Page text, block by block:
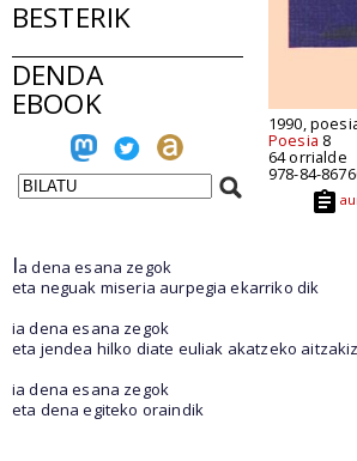
BESTERIK
DENDA
EBOOK
1990,
Poesia 8
64 orrialde
978-84-
Ia dena esana zegok
eta neguak miseria aurpegia ekarriko dik
ia dena esana zegok
eta jendea hilko diate euliak akatzeko aitzakiz
ia dena esana zegok
eta dena egiteko oraindik